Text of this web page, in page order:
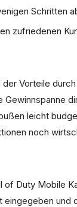
Schritten
zufriedenen
Vorteile
leicht
noch
of Duty Mobile
und